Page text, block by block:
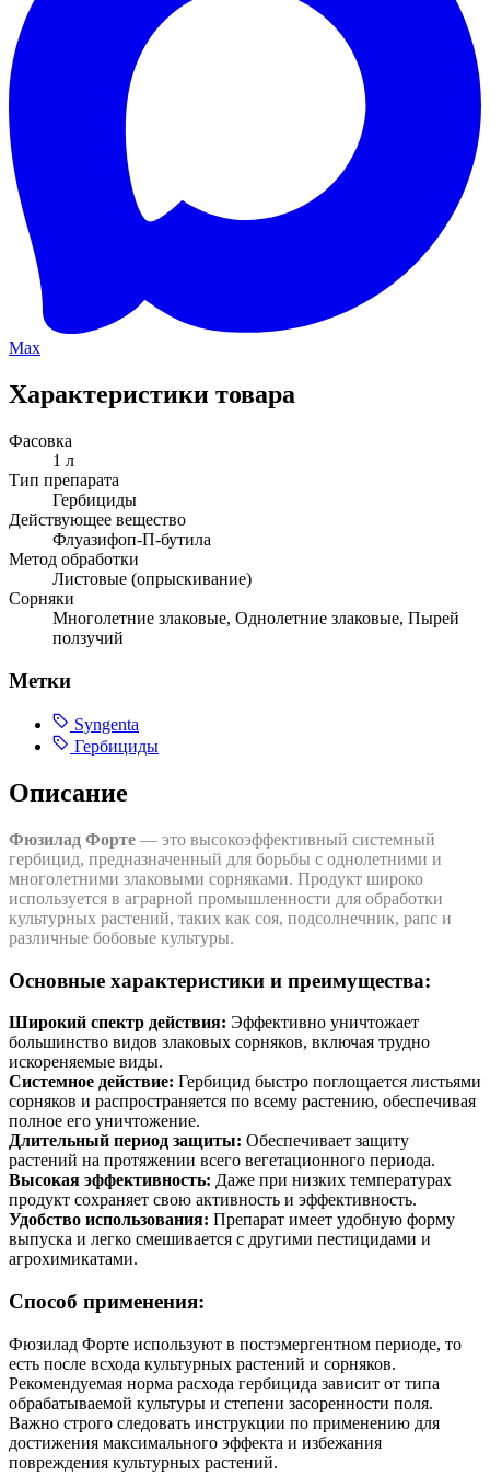
Max
Характеристики товара
Фасовка
1 л
Тип препарата
Гербициды
Действующее вещество
Флуазифоп-П-бутила
Метод обработки
Листовые (опрыскивание)
Сорняки
Многолетние злаковые, Однолетние злаковые, Пырей
ползучий
Метки
Syngenta
Гербициды
Описание
Фюзилад Форте — это высокоэффективный системный
гербицид, предназначенный для борьбы с однолетними и
многолетними злаковыми сорняками. Продукт широко
используется в аграрной промышленности для обработки
культурных растений, таких как соя, подсолнечник, рапс и
различные бобовые культуры.
Основные характеристики и преимущества:
Широкий спектр действия: Эффективно уничтожает
большинство видов злаковых сорняков, включая трудно
искореняемые виды.
Системное действие: Гербицид быстро поглощается листьями
сорняков и распространяется по всему растению, обеспечивая
полное его уничтожение.
Длительный период защиты: Обеспечивает защиту
растений на протяжении всего вегетационного периода.
Высокая эффективность: Даже при низких температурах
продукт сохраняет свою активность и эффективность.
Удобство использования: Препарат имеет удобную форму
выпуска и легко смешивается с другими пестицидами и
агрохимикатами.
Способ применения:
Фюзилад Форте используют в постэмергентном периоде, то
есть после всхода культурных растений и сорняков.
Рекомендуемая норма расхода гербицида зависит от типа
обрабатываемой культуры и степени засоренности поля.
Важно строго следовать инструкции по применению для
достижения максимального эффекта и избежания
повреждения культурных растений.